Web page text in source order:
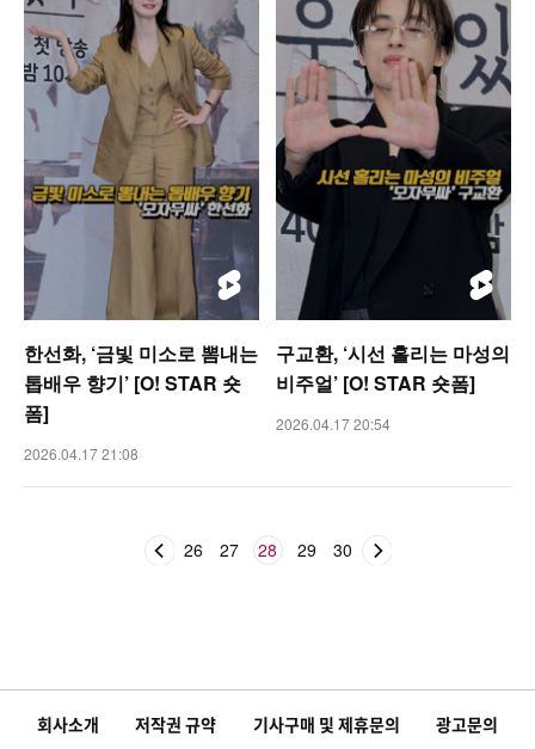
한선화, ‘금빛 미소로 뽐내는
톱배우 향기’ [O! STAR 숏
폼]
2026.04.17 21:08
구교환, ‘시선 홀리는 마성의
비주얼’ [O! STAR 숏폼]
2026.04.17 20:54
26 27 28 29 30
회사소개 저작권 규약 기사구매 및 제휴문의 광고문의